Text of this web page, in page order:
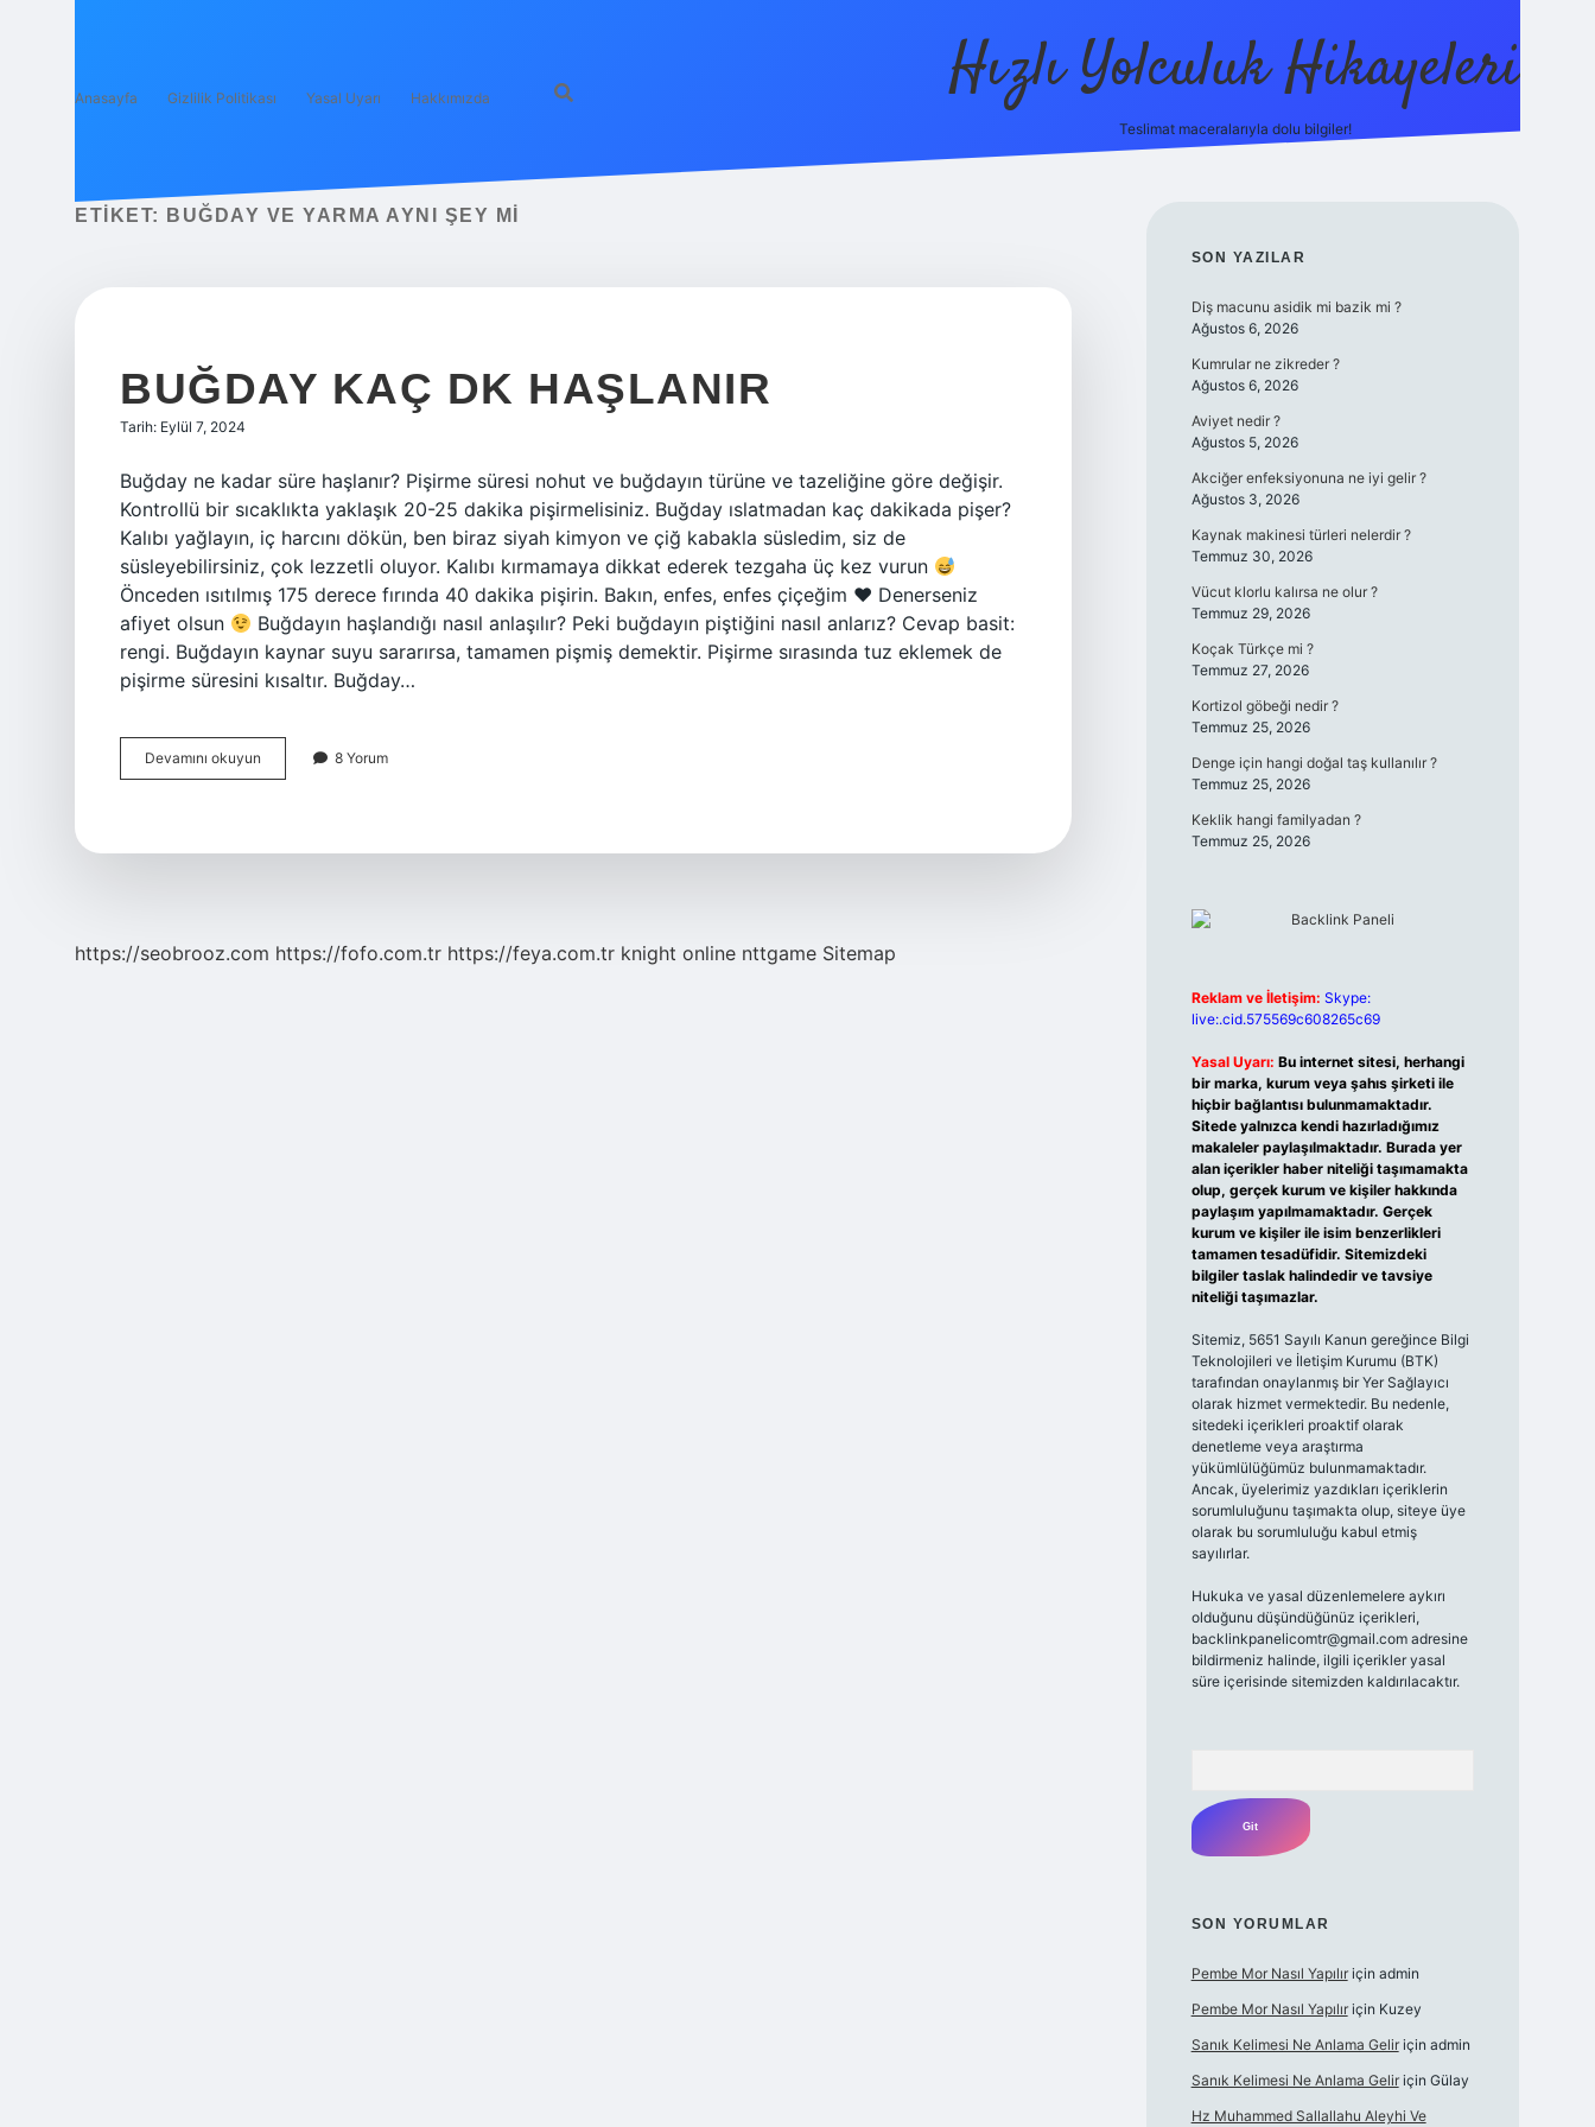
Anasayfa Gizlilik Politikası Yasal Uyarı Hakkımızda Hızlı Yolculuk Hikayeleri
Teslimat maceralarıyla dolu bilgiler!
ETIKET: BUĞDAY VE YARMA AYNI ŞEY MI
BUĞDAY KAÇ DK HAŞLANIR
Tarih: Eylül 7, 2024
Buğday ne kadar süre haşlanır? Pişirme süresi nohut ve buğdayın türüne ve tazeliğine göre değişir.
Kontrollü bir sıcaklıkta yaklaşık 20-25 dakika pişirmelisiniz. Buğday ıslatmadan kaç dakikada pişer?
Kalıbı yağlayın, iç harcını dökün, ben biraz siyah kimyon ve çiğ kabakla süsledim, siz de
süsleyebilirsiniz, çok lezzetli oluyor. Kalıbı kırmamaya dikkat ederek tezgaha üç kez vurun
Önceden ısıtılmış 175 derece fırında 40 dakika pişirin. Bakın, enfes, enfes çiçeğim ♥️ Denerseniz
afiyet olsun
Buğdayın haşlandığı nasıl anlaşılır? Peki buğdayın piştiğini nasıl anlarız? Cevap basit:
rengi. Buğdayın kaynar suyu sararırsa, tamamen pişmiş demektir. Pişirme sırasında tuz eklemek de
pişirme süresini kısaltır. Buğday…
Devamını okuyun
Kaç
8 Yorum
https://seobrooz.com https://fofo.com.tr https://feya.com.tr knight online nttgame Sitemap
SIDEBAR
SON YAZILAR
Diş macunu asidik mi bazik mi ?
Ağustos 6, 2026
Kumrular ne zikreder ?
Ağustos 6, 2026
Aviyet nedir ?
Ağustos 5, 2026
Akciğer enfeksiyonuna ne iyi gelir ?
Ağustos 3, 2026
Kaynak makinesi türleri nelerdir ?
Temmuz 30, 2026
Vücut klorlu kalırsa ne olur ?
Temmuz 29, 2026
Koçak Türkçe mi ?
Temmuz 27, 2026
Kortizol göbeği nedir ?
Temmuz 25, 2026
Denge için hangi doğal taş kullanılır ?
Temmuz 25, 2026
Keklik hangi familyadan ?
Temmuz 25, 2026
Reklam ve İletişim: Skype:
live:.cid.575569c608265c69
Yasal Uyarı: Bu internet sitesi, herhangi
bir marka, kurum veya şahıs şirketi ile
hiçbir bağlantısı bulunmamaktadır.
Sitede yalnızca kendi hazırladığımız
makaleler paylaşılmaktadır. Burada yer
alan içerikler haber niteliği taşımamakta
olup, gerçek kurum ve kişiler hakkında
paylaşım yapılmamaktadır. Gerçek
kurum ve kişiler ile isim benzerlikleri
tamamen tesadüfidir. Sitemizdeki
bilgiler taslak halindedir ve tavsiye
niteliği taşımazlar.
Sitemiz, 5651 Sayılı Kanun gereğince Bilgi
Teknolojileri ve İletişim Kurumu (BTK)
tarafından onaylanmış bir Yer Sağlayıcı
olarak hizmet vermektedir. Bu nedenle,
sitedeki içerikleri proaktif olarak
denetleme veya araştırma
yükümlülüğümüz bulunmamaktadır.
Ancak, üyelerimiz yazdıkları içeriklerin
sorumluluğunu taşımakta olup, siteye üye
olarak bu sorumluluğu kabul etmiş
sayılırlar.
Hukuka ve yasal düzenlemelere aykırı
olduğunu düşündüğünüz içerikleri,
backlinkpanelicomtr@gmail.comadresine
bildirmeniz halinde, ilgili içerikler yasal
süre içerisinde sitemizden kaldırılacaktır.
SON YORUMLAR
Pembe Mor Nasıl Yapılıriçin admin
Pembe Mor Nasıl Yapılıriçin Kuzey
Sanık Kelimesi Ne Anlama Geliriçin admin
Sanık Kelimesi Ne Anlama Geliriçin Gülay
Hz Muhammed Sallallahu Aleyhi Ve